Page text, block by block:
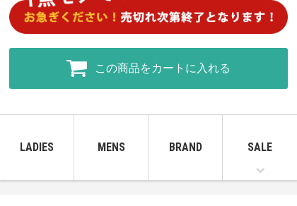
この商品をカートに入れる
LADIES MENS BRAND SALE